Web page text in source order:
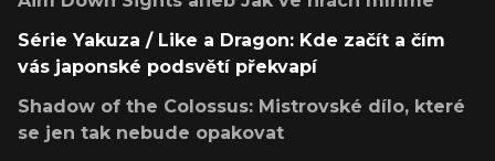
Série Yakuza / Like a Dragon: Kde začít a čím
vás japonské podsvětí překvapí
Shadow of the Colossus: Mistrovské dílo, které
se jen tak nebude opakovat